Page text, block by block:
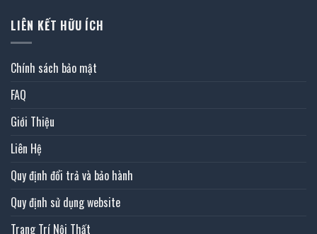
LIÊN KẾT HỮU ÍCH
Chính sách bảo mật
FAQ
Giới Thiệu
Liên Hệ
Quy định đổi trả và bảo hành
Quy định sử dụng website
Trang Trí Nội Thất